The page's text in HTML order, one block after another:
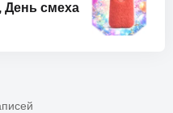
День смеха